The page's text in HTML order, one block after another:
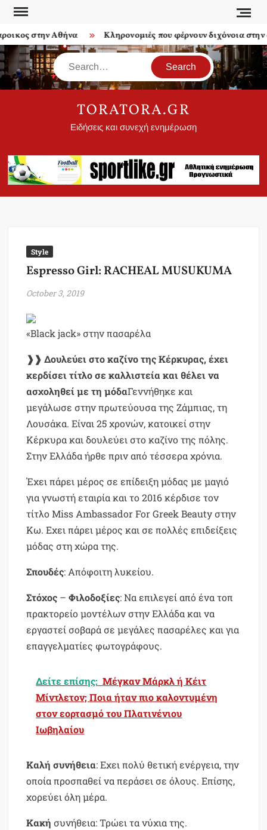
Skip
contentστην Αθήνα Κληρονομιές που φέρνουν διχόνοια στην
Search
TORATORA.GR
Ειδήσεις και συνεχή ενημέρωση
Style
Espresso Girl: RACHEAL MUSUKUMA
October 3, 2019
«Black jack» στην πασαρέλα
❱❱ Δουλεύει στο καζίνο της Κέρκυρας, έχει
κερδίσει τίτλο σε καλλιστεία και θέλει να
ασχοληθεί με τη μόδαΓεννήθηκε και
μεγάλωσε στην πρωτεύουσα της Ζάμπιας, τη
Λουσάκα. Είναι 25 χρονών, κατοικεί στην
Κέρκυρα και δουλεύει στο καζίνο της πόλης.
Στην Ελλάδα ήρθε πριν από τέσσερα χρόνια.
Έχει πάρει μέρος σε επίδειξη μόδας με μαγιό
για γνωστή εταιρία και το 2016 κέρδισε τον
τίτλο Miss Ambassador For Greek Beauty στην
Κω. Εχει πάρει μέρος και σε πολλές επιδείξεις
μόδας στη χώρα της.
Σπουδές: Απόφοιτη λυκείου.
Στόχος –Φιλοδοξίες: Να επιλεγεί από ένα τοπ
πρακτορείο μοντέλων στην Ελλάδα και να
εργαστεί σοβαρά σε μεγάλες πασαρέλες και για
επαγγελματίες φωτογράφους.
Δείτε επίσης: Μέγκαν Μάρκλ ή Κέιτ
Μίντλετον; Ποια ήταν πιο καλοντυμένη
στον εορτασμό του Πλατινένιου
Ιωβηλαίου
Καλή συνήθεια: Εχει πολύ θετική ενέργεια, την
οποία προσπαθεί να περάσει σε όλους. Επίσης,
χορεύει όλη μέρα.
Κακή συνήθεια: Τρώει τα νύχια της.